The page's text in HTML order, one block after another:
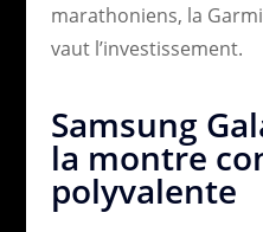
marathoniens, la
vaut l’investissement.
Samsung
la montre
polyvalente